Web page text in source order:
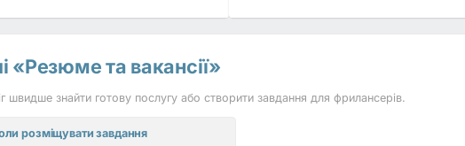
послуга
під
Дані про
«Резюме та вакансії»
швидше знайти готову послугу або створити завдання для фрилансерів.
розміщувати завдання